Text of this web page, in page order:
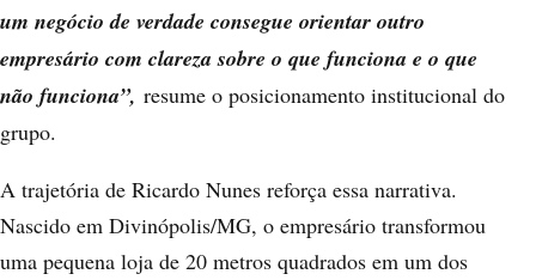
um negócio de verdade consegue orientar outro
empresário com clareza sobre o que funciona e o que
não funciona”, resume o posicionamento institucional do
grupo.
A trajetória de Ricardo Nunes reforça essa narrativa.
Nascido em Divinópolis/MG, o empresário transformou
uma pequena loja de 20 metros quadrados em um dos